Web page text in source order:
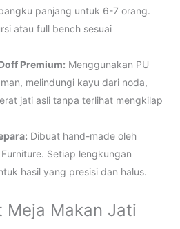
panjang untuk 6-7 orang.
atau full bench sesuai
Premium: Menggunakan PU
melindungi kayu dari noda,
jati asli tanpa terlihat mengkilap
Dibuat hand-made oleh
Setiap lengkungan
hasil yang presisi dan halus.
Meja Makan Jati